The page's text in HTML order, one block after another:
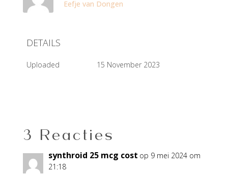
Eefje van Dongen
DETAILS
Uploaded 15 November 2023
3 Reacties
synthroid 25 mcg cost op 9 mei 2024 om
21:18